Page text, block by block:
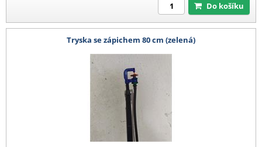
Do košíku
Tryska se zápichem 80 cm (zelená)